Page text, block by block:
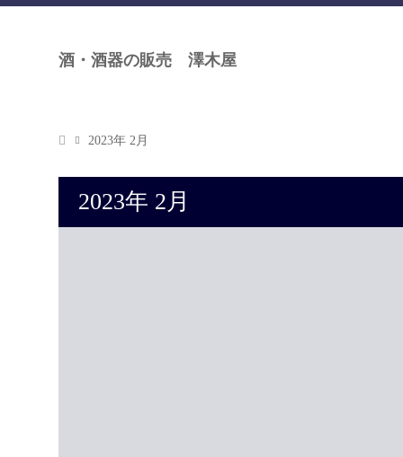
酒・酒器の販売 澤木屋
2023年 2月
2023年 2月